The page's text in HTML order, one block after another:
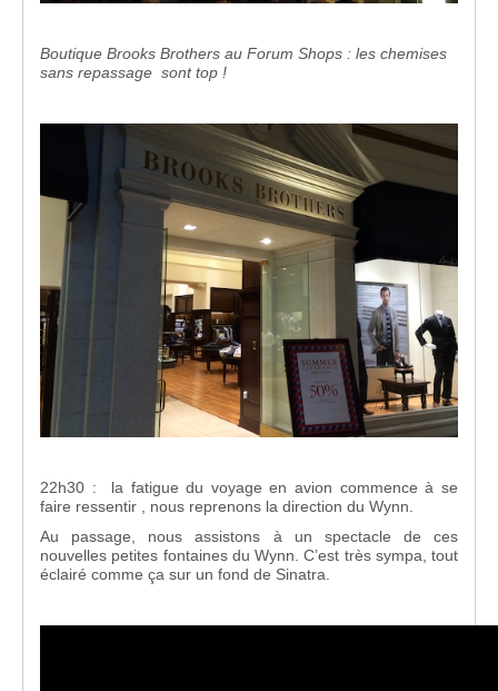
Boutique Brooks Brothers au Forum Shops : les chemises
sans repassage sont top !
22h30 : la fatigue du voyage en avion commence à se
faire ressentir , nous reprenons la direction du Wynn.
Au passage, nous assistons à un spectacle de ces
nouvelles petites fontaines du Wynn. C’est très sympa, tout
éclairé comme ça sur un fond de Sinatra.